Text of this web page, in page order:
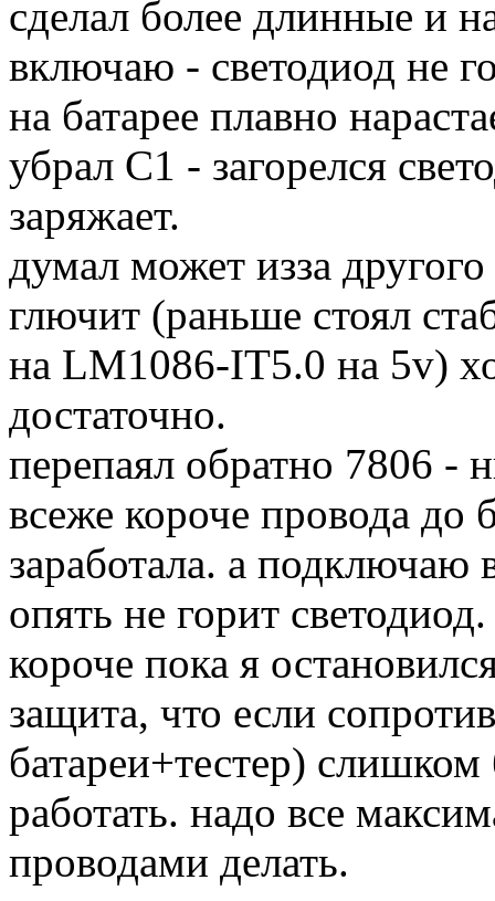
сделал более длинные и
включаю - светодиод не
на батарее плавно
убрал C1 - загорелся
заряжает.
думал может изза
глючит (раньше стоял
на LM1086-IT5.0 на 5v)
достаточно.
перепаял обратно 7806 -
всеже короче провода до
заработала. а подключаю
опять не горит светодиод.
короче пока я
защита, что если
батареи+тестер)
работать. надо все
проводами делать.